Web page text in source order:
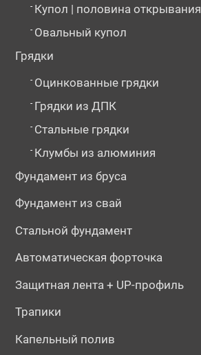
- Купол | половина открывания
- Овальный купол
Грядки
- Оцинкованные грядки
- Грядки из ДПК
- Стальные грядки
- Клумбы из алюминия
Фундамент из бруса
Фундамент из свай
Стальной фундамент
Автоматическая форточка
Защитная лента + UP-профиль
Трапики
Капельный полив